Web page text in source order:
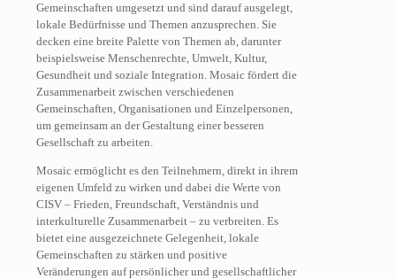
Gemeinschaften umgesetzt und sind darauf ausgelegt,
lokale Bedürfnisse und Themen anzusprechen. Sie
decken eine breite Palette von Themen ab, darunter
beispielsweise Menschenrechte, Umwelt, Kultur,
Gesundheit und soziale Integration. Mosaic fördert die
Zusammenarbeit zwischen verschiedenen
Gemeinschaften, Organisationen und Einzelpersonen,
um gemeinsam an der Gestaltung einer besseren
Gesellschaft zu arbeiten.
Mosaic ermöglicht es den Teilnehmern, direkt in ihrem
eigenen Umfeld zu wirken und dabei die Werte von
CISV – Frieden, Freundschaft, Verständnis und
interkulturelle Zusammenarbeit – zu verbreiten. Es
bietet eine ausgezeichnete Gelegenheit, lokale
Gemeinschaften zu stärken und positive
Veränderungen auf persönlicher und gesellschaftlicher